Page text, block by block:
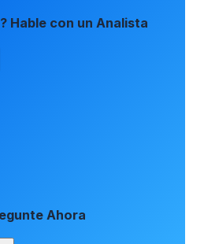
Hable con un Analista
Ahora